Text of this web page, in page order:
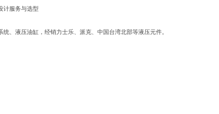
计服务与选型
统、液压油缸，经销力士乐、派克、中国台湾北部等液压元件。